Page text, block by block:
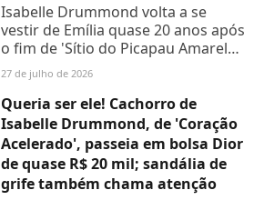
Isabelle Drummond volta a se
vestir de Emília quase 20 anos após
o fim de 'Sítio do Picapau Amarelo'
27 de julho de 2026
Queria ser ele! Cachorro de
Isabelle Drummond, de 'Coração
Acelerado', passeia em bolsa Dior
de quase R$ 20 mil; sandália de
grife também chama atenção